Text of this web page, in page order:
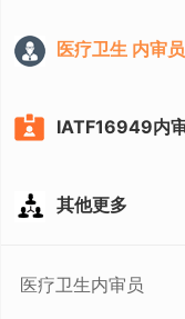
医疗卫生 内审员
IATF16949内
其他更多
医疗卫生内审员